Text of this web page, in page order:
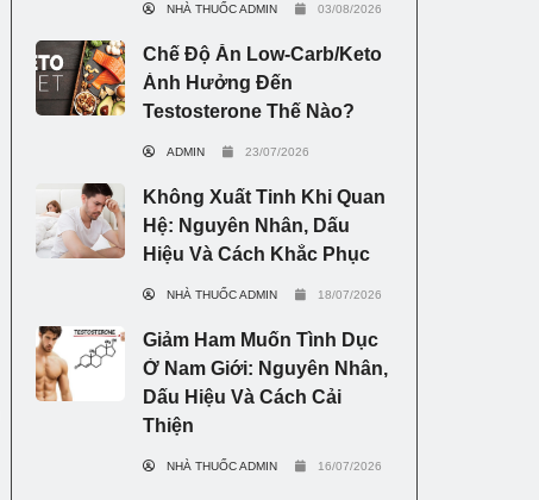
NHÀ THUỐC ADMIN 03/08/2026
Chế Độ Ăn Low-Carb/Keto
Ảnh Hưởng Đến
Testosterone Thế Nào?
ADMIN 23/07/2026
Không Xuất Tinh Khi Quan
Hệ: Nguyên Nhân, Dấu
Hiệu Và Cách Khắc Phục
NHÀ THUỐC ADMIN 18/07/2026
Giảm Ham Muốn Tình Dục
Ở Nam Giới: Nguyên Nhân,
Dấu Hiệu Và Cách Cải
Thiện
NHÀ THUỐC ADMIN 16/07/2026